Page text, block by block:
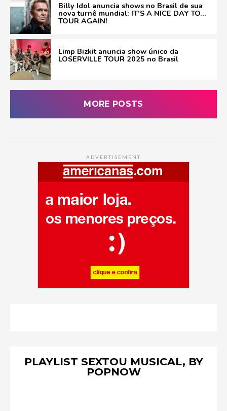
Billy Idol anuncia shows no Brasil de sua
nova turnê mundial: IT’S A NICE DAY TO…
TOUR AGAIN!
Limp Bizkit anuncia show único da
LOSERVILLE TOUR 2025 no Brasil
MORE POSTS
ADVERTISEMENT
PLAYLIST SEXTOU MUSICAL, BY
POPNOW